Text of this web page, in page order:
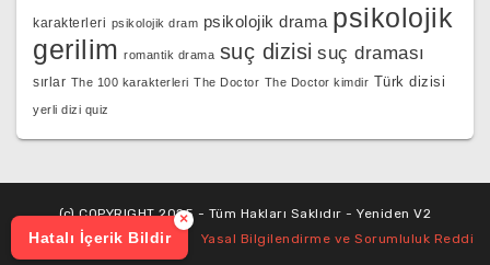
karakterleri psikolojik dram psikolojik drama psikolojik
gerilim romantik drama suç dizisi suç draması
sırlar The 100 karakterleri The Doctor The Doctor kimdir Türk dizisi
yerli dizi quiz
(c) COPYRIGHT 2025 - Tüm Hakları Saklıdır - Yeniden V2
Yasal Bilgilendirme ve Sorumluluk Reddi
Hatalı İçerik Bildir
×